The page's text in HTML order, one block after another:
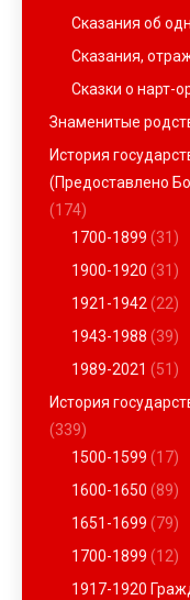
Сказания об
Сказания,
Сказки о нарт-
Знаменитые
История
(Предоставлено
(174)
1700-1899 (31)
1900-1920 (31)
1921-1942 (22)
1943-1988 (39)
1989-2021 (51)
История
(339)
1500-1599 (17)
1600-1650 (89)
1651-1699 (79)
1700-1899 (12)
1917-1920